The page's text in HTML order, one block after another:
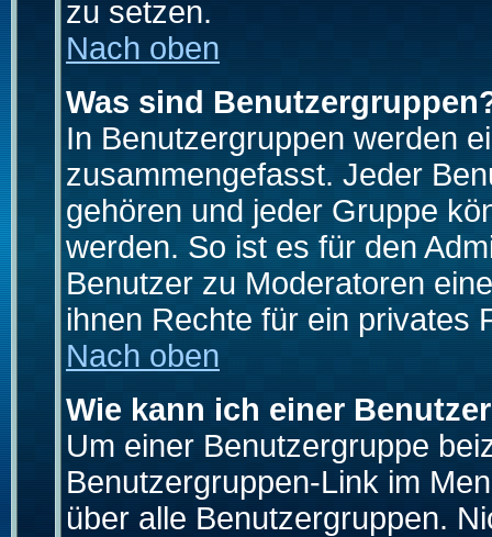
zu setzen.
Nach oben
Was sind
In Benutzergruppen werden
zusammengefasst. Jeder
gehören und jeder Gruppe
werden. So ist es für den
Benutzer zu Moderatoren
ihnen Rechte für ein privates
Nach oben
Wie kann ich einer
Um einer Benutzergruppe
Benutzergruppen-Link im
über alle Benutzergruppen.